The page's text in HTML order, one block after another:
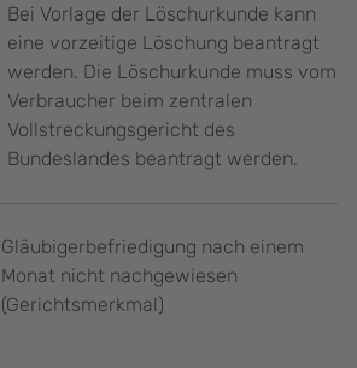
Bei Vorlage der Löschurkunde kann
eine vorzeitige Löschung beantragt
werden. Die Löschurkunde muss vom
Verbraucher beim zentralen
Vollstreckungsgericht des
Bundeslandes beantragt werden.
Gläubigerbefriedigung nach einem
Monat nicht nachgewiesen
(Gerichtsmerkmal)